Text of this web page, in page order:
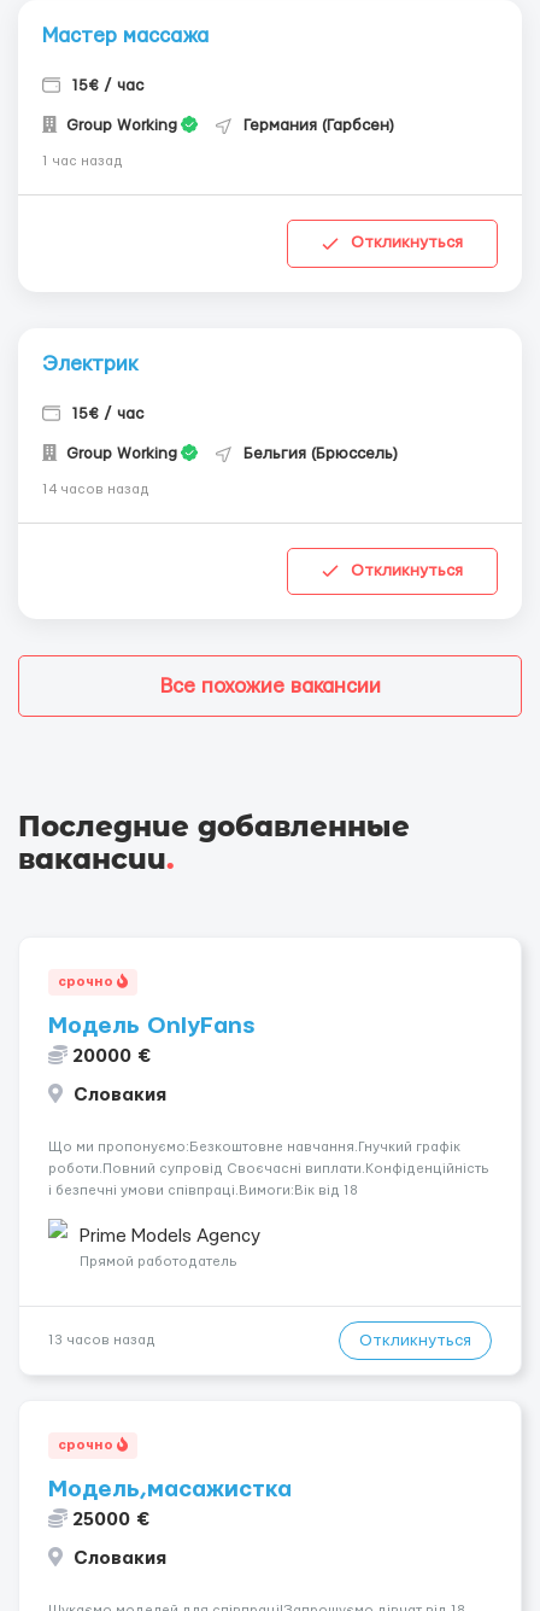
Мастер массажа
15€ / час
Group Working Германия (Гарбсен)
1 час назад
Откликнуться
Электрик
15€ / час
Group Working Бельгия (Брюссель)
14 часов назад
Откликнуться
Все похожие вакансии
Последние добавленные
вакансии.
срочно
Модель OnlyFans
20000 €
Словакия
Що ми пропонуємо:Безкоштовне навчання.Гнучкий графік
роботи.Повний супровід Своєчасні виплати.Конфіденційність
і безпечні умови співпраці.Вимоги:Вік від 18
розвиватися.Досвід не обов’язковий.Якщо вас зацікавила
вакансія — залишайте відгук, і ми зв’яжемося ...
Prime Models Agency
Прямой работодатель
13 часов назад Откликнуться
срочно
Модель,масажистка
25000 €
Словакия